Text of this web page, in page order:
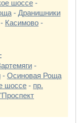
шоссе -
- Дранишники
- Касимово -
-
- Осиновая Роща
шоссе - пр.